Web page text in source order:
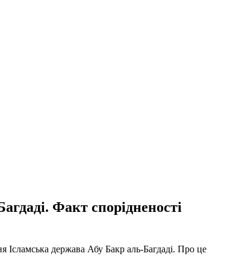
Факт спорідненості
держава Абу Бакр аль-Багдаді. Про це